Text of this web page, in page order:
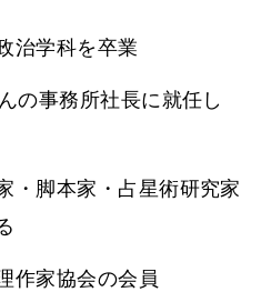
治学科を卒業
の事務所社長に就任し
・脚本家・占星術研究家
作家協会の会員